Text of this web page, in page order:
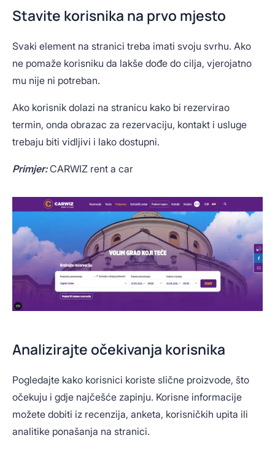
Stavite korisnika na prvo mjesto
Svaki element na stranici treba imati svoju svrhu. Ako
ne pomaže korisniku da lakše dođe do cilja, vjerojatno
mu nije ni potreban.
Ako korisnik dolazi na stranicu kako bi rezervirao
termin, onda obrazac za rezervaciju, kontakt i usluge
trebaju biti vidljivi i lako dostupni.
Primjer:CARWIZ rent a car
Analizirajte očekivanja korisnika
Pogledajte kako korisnici koriste slične proizvode, što
očekuju i gdje najčešće zapinju. Korisne informacije
možete dobiti iz recenzija, anketa, korisničkih upita ili
analitike ponašanja na stranici.